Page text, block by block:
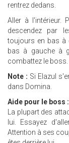
rentrez dedans.
Aller à l'intérieur.
descendez par
toujours en bas à
bas à gauche à
combattez le boss.
Note : Si Elazul
dans Domina.
Aide pour le boss
La plupart des
lui. Essayez
Attention à ses